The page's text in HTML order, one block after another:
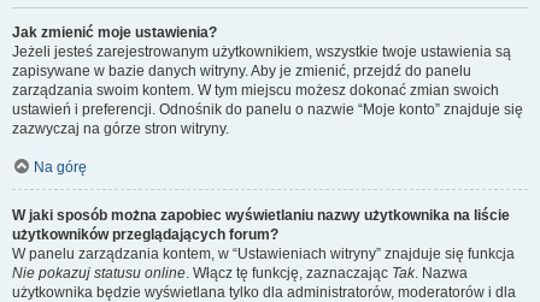
Jak zmienić moje ustawienia?
Jeżeli jesteś zarejestrowanym użytkownikiem, wszystkie twoje ustawienia są
zapisywane w bazie danych witryny. Aby je zmienić, przejdź do panelu
zarządzania swoim kontem. W tym miejscu możesz dokonać zmian swoich
ustawień i preferencji. Odnośnik do panelu o nazwie “Moje konto” znajduje się
zazwyczaj na górze stron witryny.
Na górę
W jaki sposób można zapobiec wyświetlaniu nazwy użytkownika na liście
użytkowników przeglądających forum?
W panelu zarządzania kontem, w “Ustawieniach witryny” znajduje się funkcja
Nie pokazuj statusu online. Włącz tę funkcję, zaznaczając Tak. Nazwa
użytkownika będzie wyświetlana tylko dla administratorów, moderatorów i dla